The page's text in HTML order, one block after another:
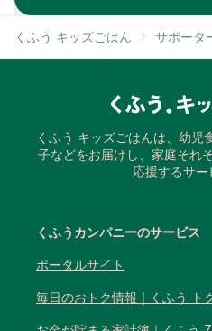
くふう キッズごはん サポータ
くふう キッズごはんは、幼児
子などをお届けし、家庭それ
応援するサー
くふうカンパニーのサービス
ポータルサイト
毎日のおトク情報｜くふう ト